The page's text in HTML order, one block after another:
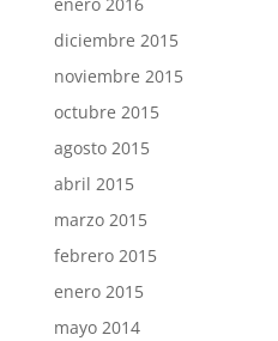
diciembre 2015
noviembre 2015
octubre 2015
agosto 2015
abril 2015
marzo 2015
febrero 2015
enero 2015
mayo 2014